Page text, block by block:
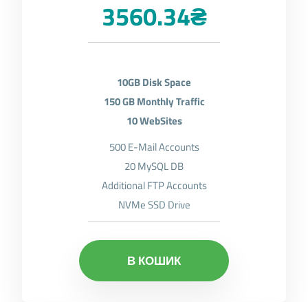
3560.34₴
10GB Disk Space
150 GB Monthly Traffic
10 WebSites
500 E-Mail Accounts
20 MySQL DB
Additional FTP Accounts
NVMe SSD Drive
В КОШИК